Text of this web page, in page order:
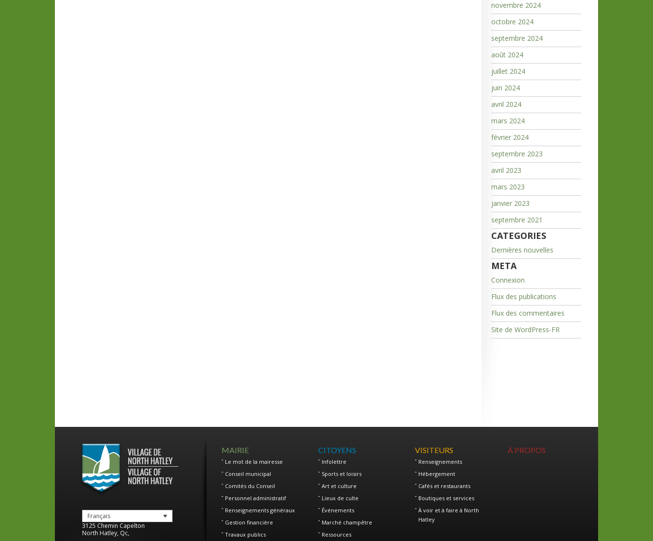
novembre 2024
octobre 2024
septembre 2024
août 2024
juillet 2024
juin 2024
avril 2024
mars 2024
février 2024
septembre 2023
avril 2023
mars 2023
janvier 2023
septembre 2021
CATEGORIES
Dernières nouvelles
META
Connexion
Flux des publications
Flux des commentaires
Site de WordPress-FR
Français
3125 Chemin Capelton
North Hatley, Qc,
MAIRIE
Le mot de la mairesse
Conseil municipal
Comités du Conseil
Personnel administratif
Renseignements généraux
Gestion financière
Travaux publics
CITOYENS
Infolettre
Sports et loisirs
Art et culture
Lieux de culte
Événements
Marché champêtre
Ressources
VISITEURS
Renseignements
Hébergement
Cafés et restaurants
Boutiques et services
À voir et à faire à North
Hatley
À PROPOS